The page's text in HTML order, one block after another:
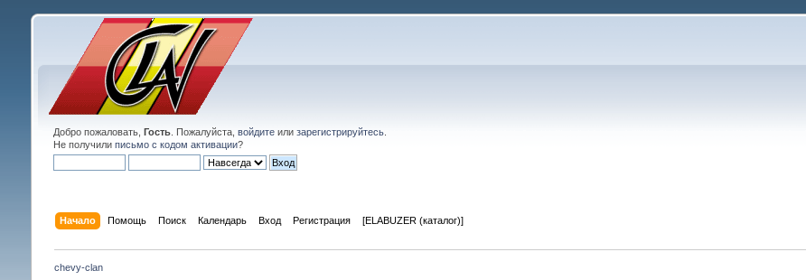
Добро пожаловать, Гость. Пожалуйста, войдитеили зарегистрируйтесь.
Не получили письмо с кодом активации?
Начало Помощь Поиск Календарь Вход Регистрация [ELABUZER (каталог)]
chevy-clan